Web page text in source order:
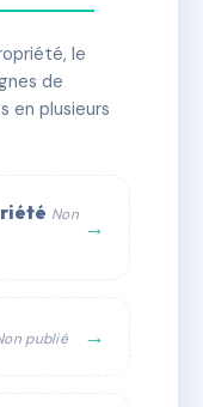
bâtiment(s)
le
de
en plusieurs
Non →
publié →